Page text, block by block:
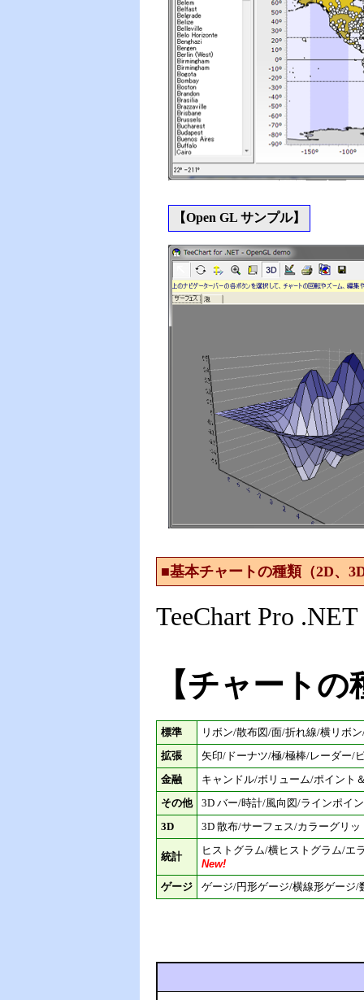
【Open GL サンプル】
■基本チャートの種類（2D、
TeeChart Pro
【チャートの
標準
リボン/散布図/面/折れ線/横リボ
拡張
矢印/ドーナツ/極/極棒/レーダー/
金融
キャンドル/ボリューム/ポイント
その他
3D バー/時計/風向図/ラインポイ
3D
3D 散布/サーフェス/カラーグリ
統計
ヒストグラム/横ヒストグラム/エ
New!
ゲージ
ゲージ/円形ゲージ/横線形ゲージ